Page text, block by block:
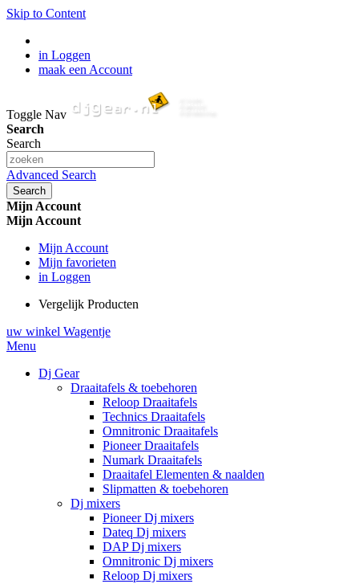
Skip to Content
in Loggen
maak een Account
Toggle Nav
Search
Search
Advanced Search
Search
Mijn Account
Mijn Account
Mijn Account
Mijn favorieten
in Loggen
Vergelijk Producten
uw winkel Wagentje
Menu
Dj Gear
Draaitafels & toebehoren
Reloop Draaitafels
Technics Draaitafels
Omnitronic Draaitafels
Pioneer Draaitafels
Numark Draaitafels
Draaitafel Elementen & naalden
Slipmatten & toebehoren
Dj mixers
Pioneer Dj mixers
Dateq Dj mixers
DAP Dj mixers
Omnitronic Dj mixers
Reloop Dj mixers